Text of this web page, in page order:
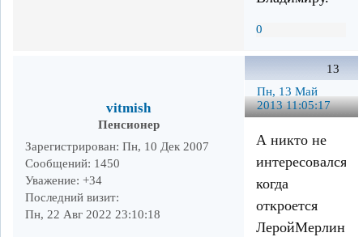
0
13
Пн, 13 Май
2013 11:05:17
vitmish
Пенсионер
Зарегистрирован: Пн, 10 Дек 2007
Сообщений: 1450
Уважение: +34
Последний визит:
Пн, 22 Авг 2022 23:10:18
А никто не
интересовался,
когда
откроется
ЛеройМерлин